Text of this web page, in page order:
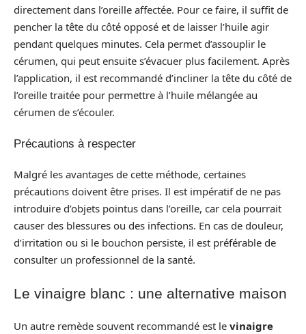
directement dans l’oreille affectée. Pour ce faire, il suffit de
pencher la tête du côté opposé et de laisser l’huile agir
pendant quelques minutes. Cela permet d’assouplir le
cérumen, qui peut ensuite s’évacuer plus facilement. Après
l’application, il est recommandé d’incliner la tête du côté de
l’oreille traitée pour permettre à l’huile mélangée au
cérumen de s’écouler.
Précautions à respecter
Malgré les avantages de cette méthode, certaines
précautions doivent être prises. Il est impératif de ne pas
introduire d’objets pointus dans l’oreille, car cela pourrait
causer des blessures ou des infections. En cas de douleur,
d’irritation ou si le bouchon persiste, il est préférable de
consulter un professionnel de la santé.
Le vinaigre blanc : une alternative maison
Un autre remède souvent recommandé est le vinaigre